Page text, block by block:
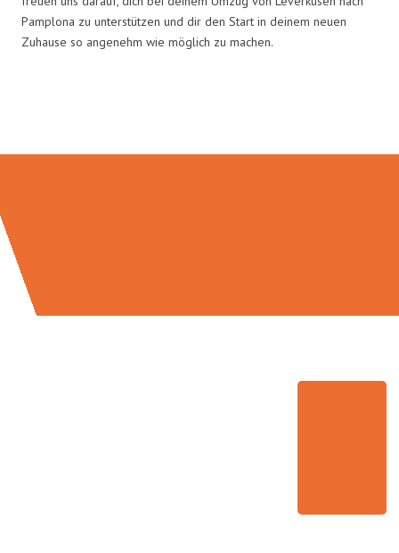
Pamplona zu unterstützen und dir den Start in deinem neuen
Zuhause so angenehm wie möglich zu machen.